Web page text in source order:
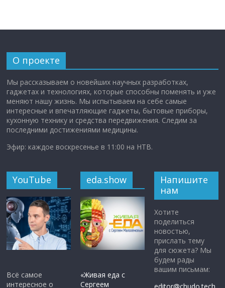
О проекте
Мы рассказываем о новейших научных разработках,
гаджетах и технологиях, которые способны поменять и уже
меняют нашу жизнь. Мы испытываем на себе самые
интересные и впечатляющие гаджеты, бытовые приборы,
кухонную технику и средства передвижения. Следим за
последними достижениями медицины.
Эфир: каждое воскресенье в 11:00 на НТВ.
YouTube
Всё самое
интересное о
eda.show
«Живая еда с
Сергеем
Напишите
нам
Хотите
поделиться
новостью,
прислать тему
для сюжета? Мы
будем рады
вашим письмам: